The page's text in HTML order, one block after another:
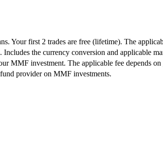
Your first 2 trades are free (lifetime). The
the currency conversion and applicable
MMF investment. The applicable fee depends
provider on MMF investments.